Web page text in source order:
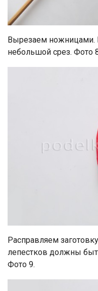
Вырезаем ножницами.
небольшой срез. Фото
Расправляем
лепестков должны
Фото 9.